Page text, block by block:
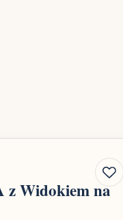
z Widokiem na